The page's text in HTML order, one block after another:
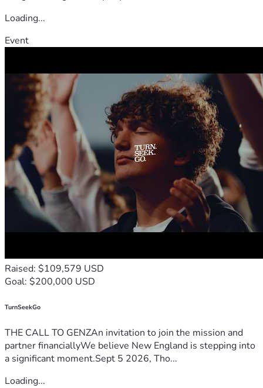
Loading...
Event
Raised: $109,579 USD
Goal: $200,000 USD
TurnSeekGo
THE CALL TO GENZAn invitation to join the mission and
partner financiallyWe believe New England is stepping into
a significant moment.Sept 5 2026, Tho...
Loading...